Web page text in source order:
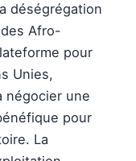
déségrégation
Afro-
pour
Unies,
négocier une
pour
La